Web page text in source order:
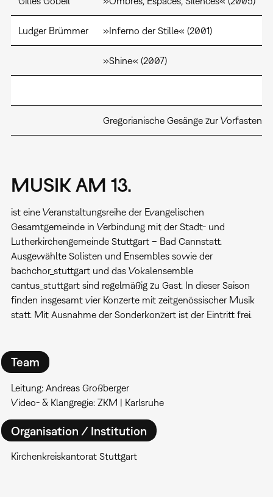
Ludger Brümmer »Inferno der Stille« (2001)
»Shine« (2007)
Gregorianische Gesänge zur
MUSIK AM 13.
ist eine Veranstaltungsreihe der Evangelischen
Gesamtgemeinde in Verbindung mit der Stadt- und
Lutherkirchengemeinde Stuttgart – Bad Cannstatt.
Ausgewählte Solisten und Ensembles sowie der
bachchor_stuttgart und das Vokalensemble
cantus_stuttgart sind regelmäßig zu Gast. In dieser Saison
finden insgesamt vier Konzerte mit zeitgenössischer Musik
statt. Mit Ausnahme der Sonderkonzert ist der Eintritt frei.
Team
Leitung: Andreas Großberger
Video- & Klangregie: ZKM | Karlsruhe
Organisation / Institution
Kirchenkreiskantorat Stuttgart